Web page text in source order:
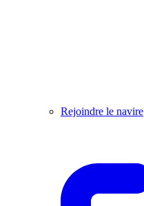
Rejoindre le navire